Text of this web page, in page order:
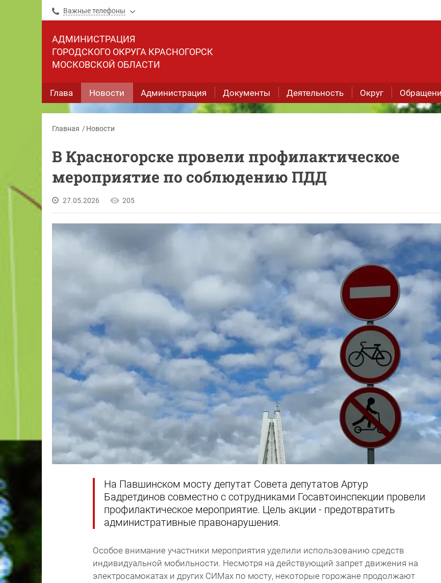
Важные телефоны
АДМИНИСТРАЦИЯ
ГОРОДСКОГО ОКРУГА КРАСНОГОРСК
МОСКОВСКОЙ ОБЛАСТИ
Глава Новости Администрация Документы Деятельность Округ
Главная Новости
В Красногорске провели профилактическое
мероприятие по соблюдению ПДД
27.05.2026 205
На Павшинском мосту депутат Совета депутатов Артур
Бадретдинов совместно с сотрудниками Госавтоинспекции провели
профилактическое мероприятие. Цель акции - предотвратить
административные правонарушения.
Особое внимание участники мероприятия уделили использованию средств
индивидуальной мобильности. Несмотря на действующий запрет движения на
электросамокатах и других СИМах по мосту, некоторые горожане продолжают